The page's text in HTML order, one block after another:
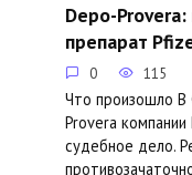
Depo-
препарат
0 115
Что произошло В
Provera
судебное дело.